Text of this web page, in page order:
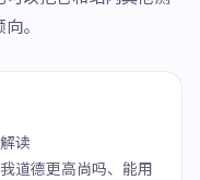
。
读
道德更高尚吗、能用